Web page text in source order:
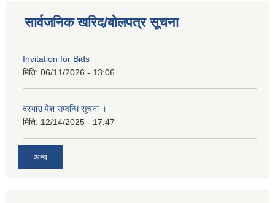
सार्वजनिक खरिद/बोलपत्र सूचना
Invitation for Bids
मिति: 06/11/2026 - 13:06
दरभाउ पेश सम्वन्धि सूचना ।
मिति: 12/14/2025 - 17:47
अन्य